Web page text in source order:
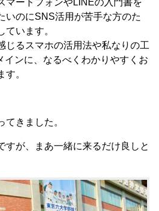
いのにSNS活用が苦手な方のた
います。
じるスマホの活用法や私なりの工
インに、なるべくわかりやすくお
。
きました。
すが、まあ一緒に来るだけ良しと